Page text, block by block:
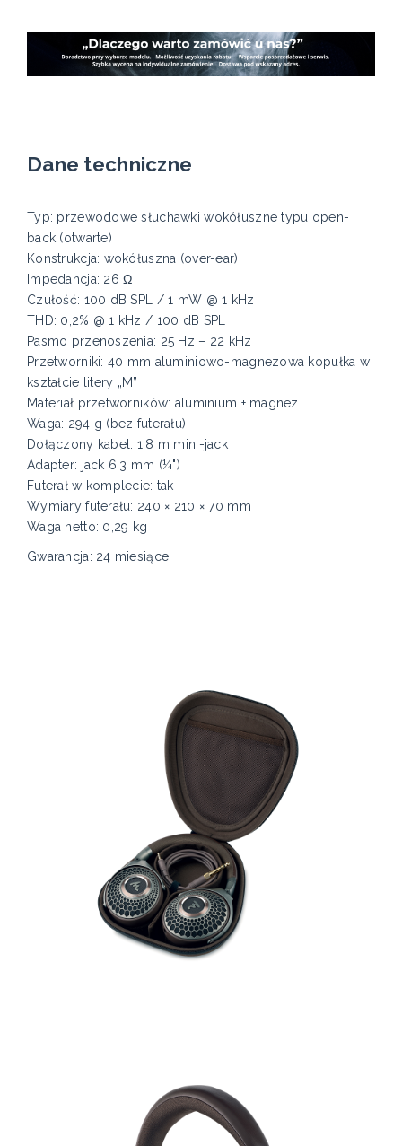
Dane techniczne
Typ: przewodowe słuchawki wokółuszne typu open-
back (otwarte)
Konstrukcja: wokółuszna (over-ear)
Impedancja: 26 Ω
Czułość: 100 dB SPL / 1 mW @ 1 kHz
THD: 0,2% @ 1 kHz / 100 dB SPL
Pasmo przenoszenia: 25 Hz – 22 kHz
Przetworniki: 40 mm aluminiowo-magnezowa kopułka w
kształcie litery „M”
Materiał przetworników: aluminium + magnez
Waga: 294 g (bez futerału)
Dołączony kabel: 1,8 m mini-jack
Adapter: jack 6,3 mm (¼")
Futerał w komplecie: tak
Wymiary futerału: 240 × 210 × 70 mm
Waga netto: 0,29 kg
Gwarancja: 24 miesiące